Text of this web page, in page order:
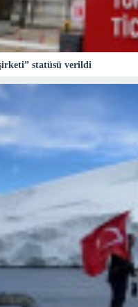
statüsü verildi